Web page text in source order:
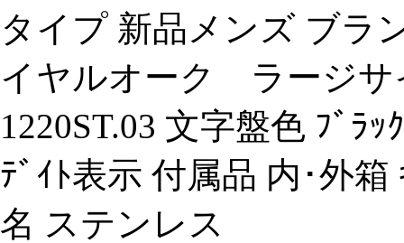
タイプ 新品メンズ ブラ
イヤルオーク ラージサ
1220ST.03 文字盤色 ﾌﾞﾗ
ﾃﾞｲﾄ表示 付属品 内･外
名 ステンレス